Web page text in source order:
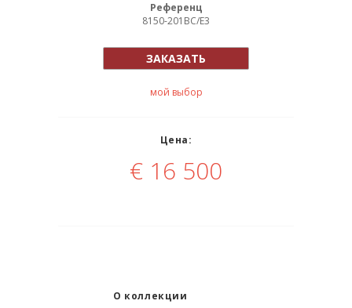
Референц
8150-201BC/E3
ЗАКАЗАТЬ
мой выбор
Цена:
€ 16 500
О коллекции